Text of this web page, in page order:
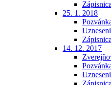
Zápisnica
25. 1. 2018
Zápisnica
14. 12. 2017
Zápisnica